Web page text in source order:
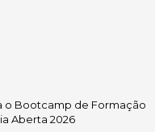
o Bootcamp de Formação
Aberta 2026